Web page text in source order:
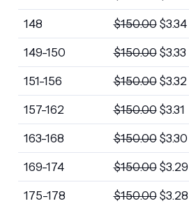
148 $150.00 $3.34
149-150 $150.00 $3.33
151-156 $150.00 $3.32
157-162 $150.00 $3.31
163-168 $150.00 $3.30
169-174 $150.00 $3.29
175-178 $150.00 $3.28